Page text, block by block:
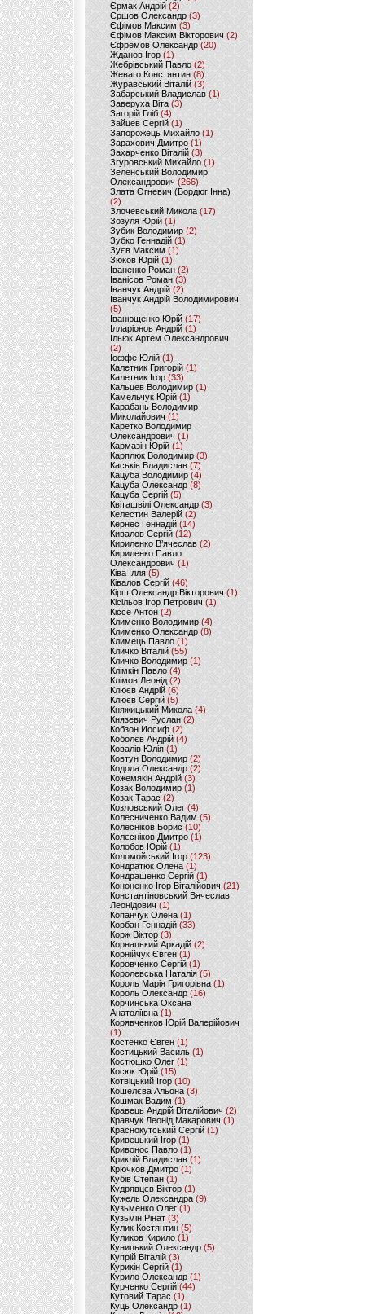
Єрмак Андрій (2)
Єршов Олександр (3)
Єфімов Максим (3)
Єфімов Максим Вікторович (2)
Єфремов Олександр (20)
Жданов Ігор (1)
Жебрівський Павло (2)
Жеваго Констянтин (8)
Журавський Віталій (3)
Забарський Владислав (1)
Заверуха Віта (3)
Загорій Гліб (4)
Зайцев Сергій(1)
Запорожець Михайло (1)
Зарахович Дмитро (1)
Захарченко Віталій (3)
Згуровський Михайло (1)
Зеленський Володимир
Олександрович (266)
Злата Огневич (Бордюг Інна)
(2)
Злочевський Микола(17)
Зозуля Юрій (1)
Зубик Володимир (2)
Зубко Геннадій (1)
Зуєв Максим(1)
Зюков Юрій (1)
Іваненко Роман (2)
Іванісов Роман (3)
Іванчук Андрій(2)
Іванчук Андрій Володимирович
(5)
Іванющенко Юрій (17)
Ілларіонов Андрій (1)
Ільюк Артем Олександрович
(2)
Іоффе Юлій (1)
Калетник Григорій(1)
Калетник Ігор (33)
Кальцев Володимир(1)
Камельчук Юрій (1)
Карабань Володимир
Миколайович (1)
Каретко Володимир
Олександрович (1)
Кармазін Юрій(1)
Карплюк Володимир(3)
Каськів Владислав (7)
Кацуба Володимир (4)
Кацуба Олександр (8)
Кацуба Сергій (5)
Квіташвілі Олександр(3)
Келестин Валерій(2)
Кернес Геннадій (14)
Кивалов Сергій (12)
Кириленко В’ячеслав (2)
Кириленко Павло
Олександрович (1)
Ківа Ілля (5)
Ківалов Сергій(46)
Кірш Олександр Вікторович (1)
Кісільов Ігор Петрович (1)
Кіссе Антон (2)
Клименко Володимир(4)
Клименко Олександр (8)
Климець Павло (1)
Кличко Віталій(55)
Кличко Володимир (1)
Клімкін Павло (4)
Клімов Леонід(2)
Клюєв Андрій(6)
Клюєв Сергій (5)
Княжицький Микола(4)
Князевич Руслан (2)
Кобзон Иосиф(2)
Коболєв Андрій (4)
Ковалів Юлія(1)
Ковтун Володимир (2)
Кодола Олександр (2)
Кожемякін Андрій (3)
Козак Володимир (1)
Козак Тарас (2)
Козловський Олег(4)
Колесниченко Вадим (5)
Колесніков Борис (10)
Колєсніков Дмитро (1)
Колобов Юрій (1)
Коломойський Ігор (123)
Кондратюк Олена(1)
Кондрашенко Сергій (1)
Кононенко Ігор Віталійович (21)
Константіновський Вячеслав
Леонідович (1)
Копанчук Олена (1)
Корбан Геннадій (33)
Корж Віктор (3)
Корнацький Аркадій (2)
Корнійчук Євген (1)
Коровченко Сергій (1)
Королевська Наталія(5)
Король Марія Григорівна (1)
Король Олександр (16)
Корчинська Оксана
Анатоліївна (1)
Корявченков Юрій Валерійович
(1)
Костенко Євген (1)
Костицький Василь (1)
Костюшко Олег (1)
Косюк Юрій (15)
Котвіцький Ігор (10)
Кошелєва Альона(3)
Кошмак Вадим (1)
Кравець Андрій Віталійович (2)
Кравчук Леонід Макарович (1)
Краснокутський Сергій (1)
Кривецький Ігор (1)
Кривонос Павло (1)
Криклій Владислав (1)
Крючков Дмитро(1)
Кубів Степан(1)
Кудрявцєв Віктор (1)
Кужель Олександра (9)
Кузьменко Олег (1)
Кузьмін Рінат(3)
Кулик Костянтин(5)
Куликов Кирило (1)
Куницький Олександр (5)
Купрій Віталій (3)
Курикін Сергій(1)
Курило Олександр (1)
Курченко Сергій (44)
Кутовий Тарас (1)
Куць Олександр (1)